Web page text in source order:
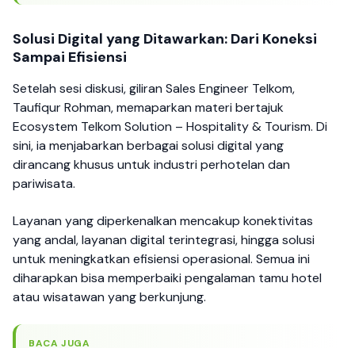
Solusi Digital yang Ditawarkan: Dari Koneksi
Sampai Efisiensi
Setelah sesi diskusi, giliran Sales Engineer Telkom,
Taufiqur Rohman, memaparkan materi bertajuk
Ecosystem Telkom Solution – Hospitality & Tourism. Di
sini, ia menjabarkan berbagai solusi digital yang
dirancang khusus untuk industri perhotelan dan
pariwisata.
Layanan yang diperkenalkan mencakup konektivitas
yang andal, layanan digital terintegrasi, hingga solusi
untuk meningkatkan efisiensi operasional. Semua ini
diharapkan bisa memperbaiki pengalaman tamu hotel
atau wisatawan yang berkunjung.
BACA JUGA